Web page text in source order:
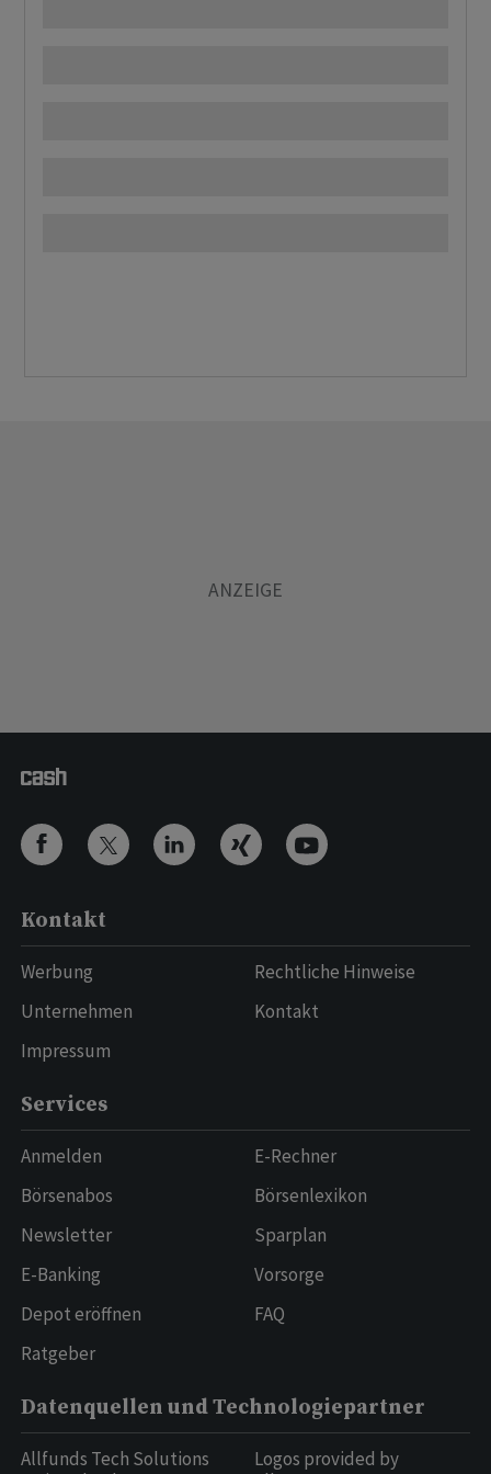
Kontakt
Werbung
Unternehmen
Impressum
Rechtliche Hinweise
Kontakt
Services
Anmelden
Börsenabos
Newsletter
E-Banking
Depot eröffnen
Ratgeber
E-Rechner
Börsenlexikon
Sparplan
Vorsorge
FAQ
Datenquellen und Technologiepartner
Allfunds Tech Solutions
Logos provided by